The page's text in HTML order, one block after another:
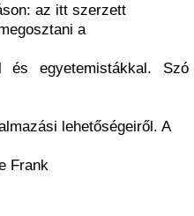
az itt szerzett
a
és egyetemistákkal.
lehetőségeiről. A
Frank